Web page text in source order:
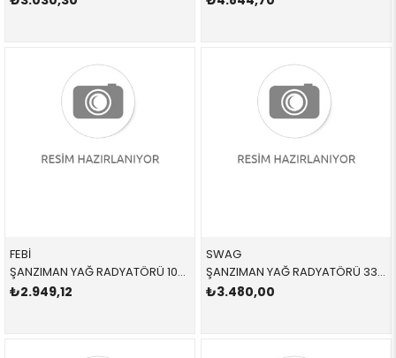
FEBİ
ŞANZIMAN YAĞ RADYATÖRÜ 100127 17207500754 17207500754 X5,E53 M54,M62,M57,M57N 2001-2008
₺2.949,12
SWAG
ŞANZIMAN YAĞ RADYATÖRÜ 33109795 17217803830 17217803830 E46,E60,E61,E63,E64,E65,E66,E83 2.0D,2.5D,3.0D,3.5,M57,M57N2 2004-2014
₺3.480,00